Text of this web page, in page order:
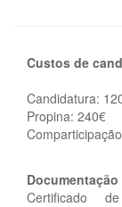
Custos de
Candidatura:
Propina: 240€
Certificado